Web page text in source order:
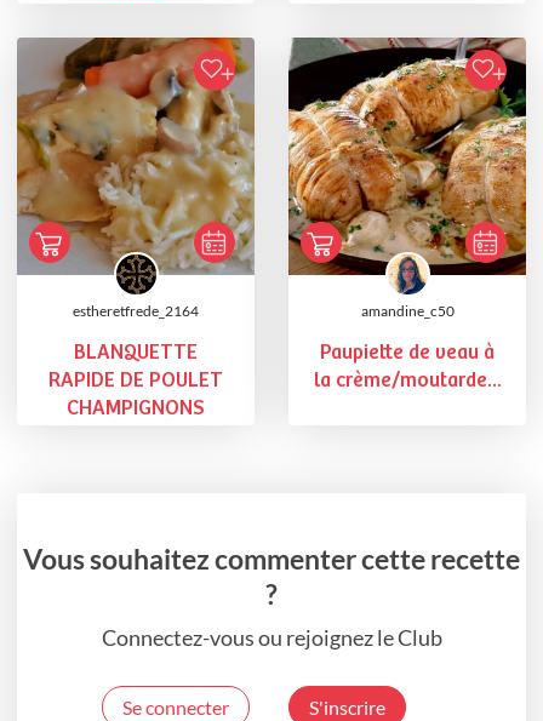
estheretfrede_2164
BLANQUETTE
RAPIDE DE POULET
CHAMPIGNONS
amandine_c50
Paupiette de veau à
la crème/moutarde...
Vous souhaitez commenter cette recette
?
Connectez-vous ou rejoignez le Club
Se connecter S'inscrire